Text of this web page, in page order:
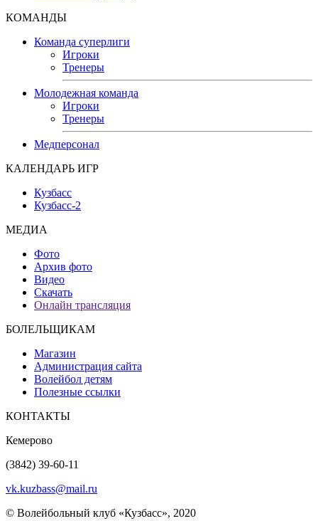
КОМАНДЫ
Команда суперлиги
Игроки
Тренеры
Молодежная команда
Игроки
Тренеры
Медперсонал
КАЛЕНДАРЬ ИГР
Кузбасс
Кузбасс-2
МЕДИА
Фото
Архив фото
Видео
Скачать
Онлайн трансляция
БОЛЕЛЬЩИКАМ
Магазин
Администрация сайта
Волейбол детям
Полезные ссылки
КОНТАКТЫ
Кемерово
(3842) 39-60-11
vk.kuzbass@mail.ru
© Волейбольный клуб «Кузбасс», 2020